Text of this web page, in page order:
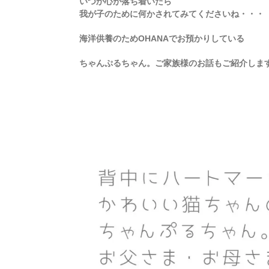
我が子のために何かされてみてくださいね・・・
海洋供養のためOHANAでお預かりしている
ちゃんぷるちゃん。ご家族様のお話もご紹介しま